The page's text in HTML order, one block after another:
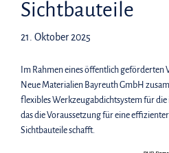
Sichtbauteile
21. Oktober 2025
Im Rahmen eines öffentlich
Neue Materialien Bayreuth GmbH
flexibles Werkzeugabdichtsystem für
das die Voraussetzung für eine
Sichtbauteile schafft.